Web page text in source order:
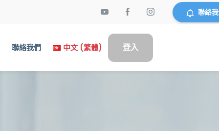
聯絡
聯絡我們 中文 (繁體) 登入